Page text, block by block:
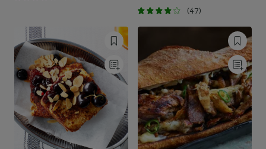
(47)